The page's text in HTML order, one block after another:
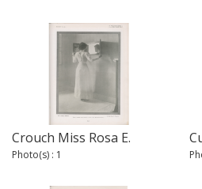
Crouch Miss Rosa E.
Photo(s) : 1